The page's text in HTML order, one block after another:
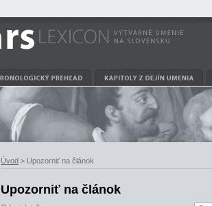
Úvod > Upozorniť na článok
Upozorniť na článok